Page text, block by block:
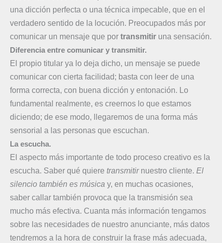
una dicción perfecta o una técnica impecable, que en el
verdadero sentido de la locución. Preocupados más por
comunicar un mensaje que por transmitir una sensación.
Diferencia entre comunicar y transmitir.
El propio titular ya lo deja dicho, un mensaje se puede
comunicar con cierta facilidad; basta con leer de una
forma correcta, con buena dicción y entonación. Lo
fundamental realmente, es creernos lo que estamos
diciendo; de ese modo, llegaremos de una forma más
sensorial a las personas que escuchan.
La escucha.
El aspecto más importante de todo proceso creativo es la
escucha. Saber qué quiere transmitirnuestro cliente. El
silencio también es música y, en muchas ocasiones,
saber callar también provoca que la transmisión sea
mucho más efectiva. Cuanta más información tengamos
sobre las necesidades de nuestro anunciante, más datos
tendremos a la hora de construir la frase más adecuada,